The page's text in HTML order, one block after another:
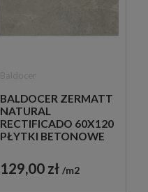
BALDOCER ZERMATT
NATURAL
RECTIFICADO 60X120
PŁYTKI BETONOWE
129,00 zł m2